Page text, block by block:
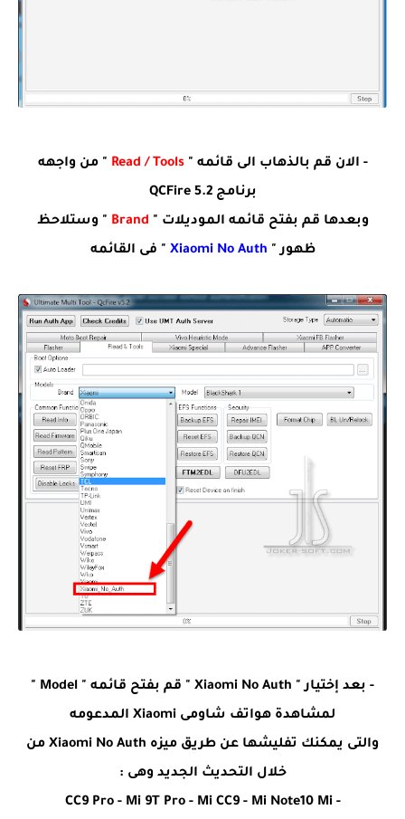
- الان قم بالذهاب الى قائمه "Read / Tools " من واجهه
برنامج QCFire 5.2
وبعدها قم بفتح قائمه الموديلات " Brand " وستلاحظ
ظهور " Xiaomi No Auth " فى القائمه
- بعد إختيار " Xiaomi No Auth " قم بفتح قائمه " Model "
لمشاهدة هواتف شاومى Xiaomi المدعومه
والتى يمكنك تفليشها عن طريق ميزه Xiaomi No Auth من
خلال التحديث الجديد وهى :
- CC9 Pro - Mi 9T Pro - Mi CC9 - Mi Note10 Mi